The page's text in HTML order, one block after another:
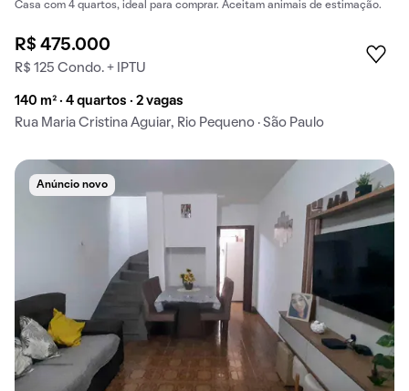
Casa com 4 quartos, ideal para comprar. Aceitam animais de estimação.
R$ 475.000
R$ 125 Condo. + IPTU
140 m² · 4 quartos · 2 vagas
Rua Maria Cristina Aguiar, Rio Pequeno · São Paulo
Anúncio novo